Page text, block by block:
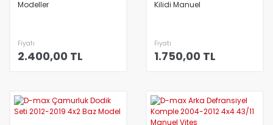
Modeller
Fiyatı
2.400,00 TL
Kilidi Manuel
Fiyatı
1.750,00 TL